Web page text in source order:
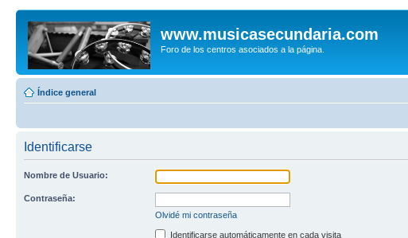
www.musicasecundaria.com
Foro de los centros asociados a la página.
Índice general
Identificarse
Nombre de Usuario:
Contraseña:
Olvidé mi contraseña
Identificarse automáticamente en cada visita